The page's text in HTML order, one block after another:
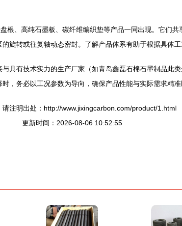
根、高纯石墨板、碳纤维编织垫等产品一同出现。它们
旋转或往复轴动态密封。了解产品体系有助于根据具体工
具有技术实力的生产厂家（如青岛鑫磊石棉石墨制品此
，务必以工况参数为导向，确保产品性能与实际需求精准
请注明出处：http://www.jixingcarbon.com/product/1.html
更新时间：2026-08-06 10:52:55